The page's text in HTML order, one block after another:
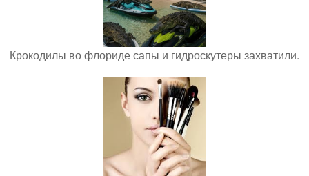
Крокодилы во флориде сапы и гидроскутеры захватили.